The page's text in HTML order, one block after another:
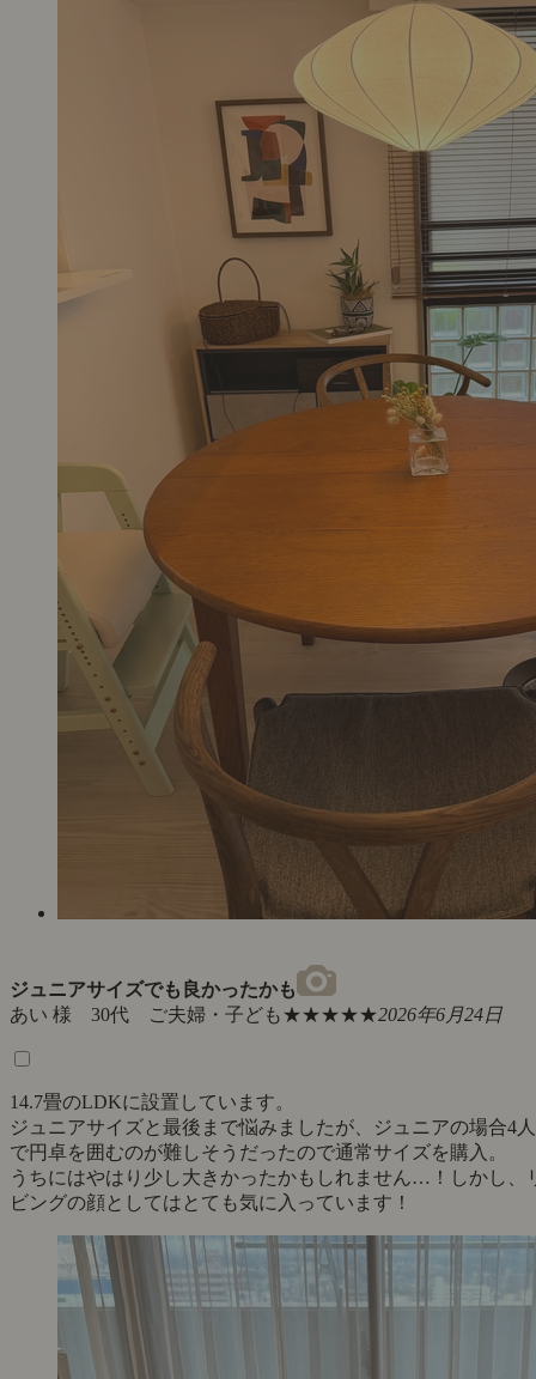
ジュニアサイズでも良かったかも
あい 様 30代 ご夫婦・子ども★★★★★2026年6月24日
14.7畳のLDKに設置しています。
ジュニアサイズと最後まで悩みましたが、ジュニアの場合4人
で円卓を囲むのが難しそうだったので通常サイズを購入。
うちにはやはり少し大きかったかもしれません…！しかし、
ビングの顔としてはとても気に入っています！